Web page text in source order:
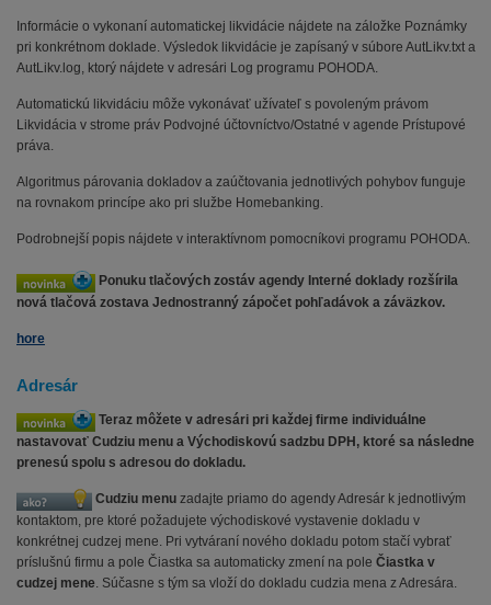
Informácie o vykonaní automatickej likvidácie nájdete na záložke Poznámky
pri konkrétnom doklade. Výsledok likvidácie je zapísaný v súbore AutLikv.txt a
AutLikv.log, ktorý nájdete v adresári Log programu POHODA.
Automatickú likvidáciu môže vykonávať užívateľ s povoleným právom
Likvidácia v strome práv Podvojné účtovníctvo/Ostatné v agende Prístupové
práva.
Algoritmus párovania dokladov a zaúčtovania jednotlivých pohybov funguje
na rovnakom princípe ako pri službe Homebanking.
Podrobnejší popis nájdete v interaktívnom pomocníkovi programu POHODA.
Ponuku tlačových zostáv agendy Interné doklady rozšírila
nová tlačová zostava Jednostranný zápočet pohľadávok a záväzkov.
hore
Adresár
Teraz môžete v adresári pri každej firme individuálne
nastavovať Cudziu menu a Východiskovú sadzbu DPH, ktoré sa následne
prenesú spolu s adresou do dokladu.
Cudziu menu zadajte priamo do agendy Adresár k jednotlivým
kontaktom, pre ktoré požadujete východiskové vystavenie dokladu v
konkrétnej cudzej mene. Pri vytváraní nového dokladu potom stačí vybrať
príslušnú firmu a pole Čiastka sa automaticky zmení na pole Čiastka v
cudzej mene. Súčasne s tým sa vloží do dokladu cudzia mena z Adresára.